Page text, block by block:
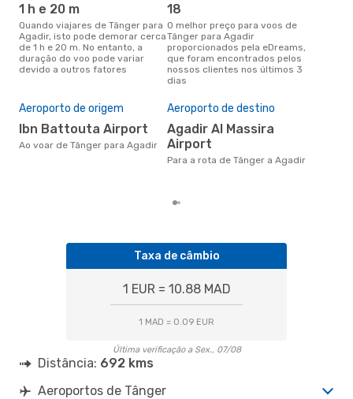
1 h e 20 m
Quando viajares de Tânger para
Agadir, isto pode demorar cerca
de 1 h e 20 m. No entanto, a
duração do voo pode variar
devido a outros fatores
18
O melhor preço para voos de
Tânger para Agadir
proporcionados pela eDreams,
que foram encontrados pelos
nossos clientes nos últimos 3
dias
Aeroporto de origem
Ibn Battouta Airport
Ao voar de Tânger para Agadir
Aeroporto de destino
Agadir Al Massira
Airport
Para a rota de Tânger a Agadir
Taxa de câmbio
1 EUR = 10.88 MAD
1 MAD = 0.09 EUR
Última verificação a Sex., 07/08
Distância: 692 kms
Aeroportos de Tânger